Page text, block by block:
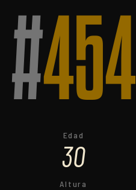
#454
Edad
30
Altura